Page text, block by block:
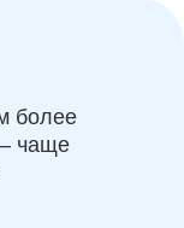
более
чаще